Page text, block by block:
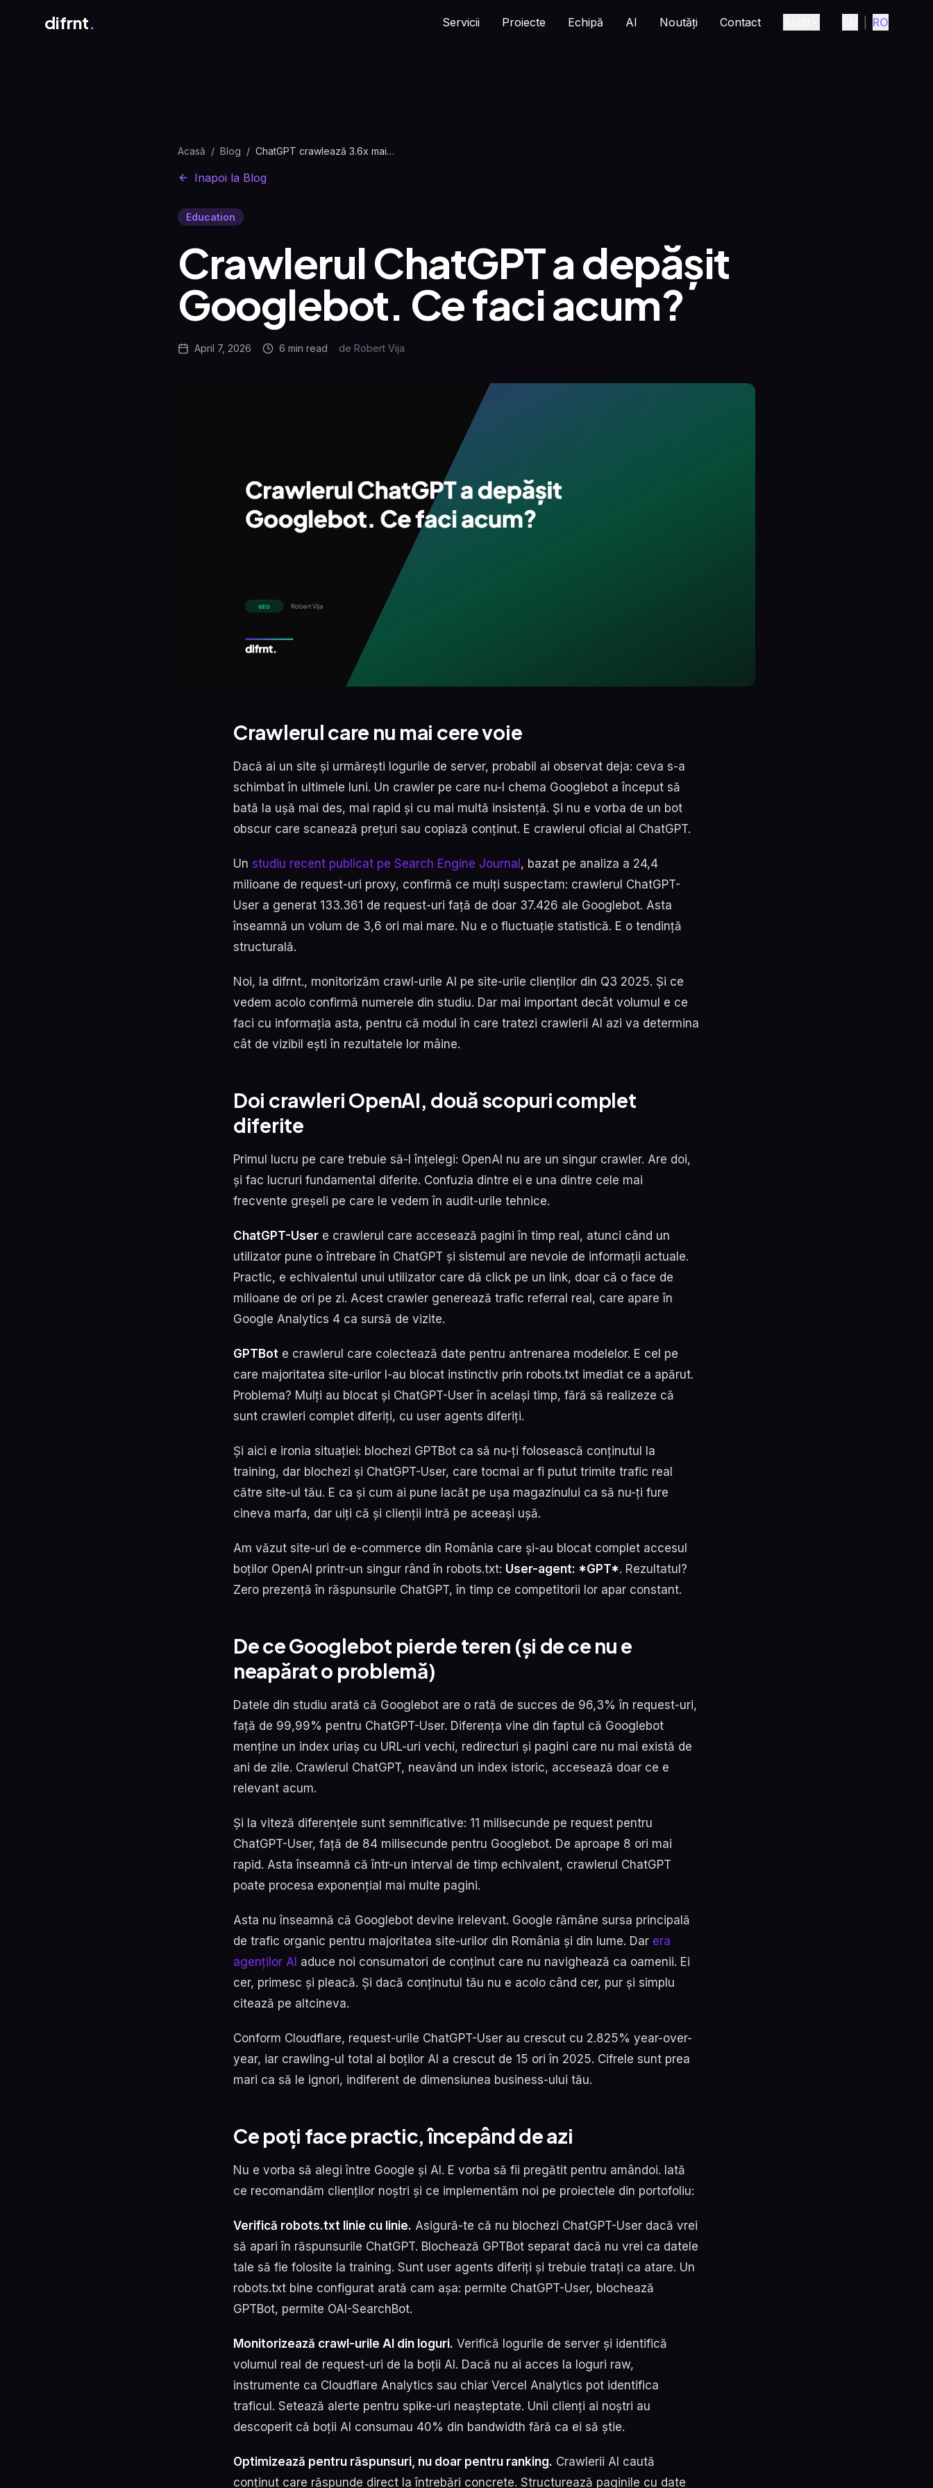
difrnt. Servicii Proiecte Echipă AI Noutăți Contact RO
Acasă / Blog / ChatGPT crawlează 3.6x mai mult ca Googlebot
Inapoi la Blog
Education
Crawlerul ChatGPT a depășit
Googlebot. Ce faci acum?
April 7, 2026 6 min read de Robert Vija
Crawlerul care nu mai cere voie
Dacă ai un site și urmărești logurile de server, probabil ai observat deja: ceva s-a
schimbat în ultimele luni. Un crawler pe care nu-l chema Googlebot a început să
bată la ușă mai des, mai rapid și cu mai multă insistență. Și nu e vorba de un bot
obscur care scanează prețuri sau copiază conținut. E crawlerul oficial al ChatGPT.
Un studiu recent publicat pe Search Engine Journal, bazat pe analiza a 24,4
milioane de request-uri proxy, confirmă ce mulți suspectam: crawlerul ChatGPT-
User a generat 133.361 de request-uri față de doar 37.426 ale Googlebot. Asta
înseamnă un volum de 3,6 ori mai mare. Nu e o fluctuație statistică. E o tendință
structurală.
Noi, la difrnt., monitorizăm crawl-urile AI pe site-urile clienților din Q3 2025. Și ce
vedem acolo confirmă numerele din studiu. Dar mai important decât volumul e ce
faci cu informația asta, pentru că modul în care tratezi crawlerii AI azi va determina
cât de vizibil ești în rezultatele lor mâine.
Doi crawleri OpenAI, două scopuri complet
diferite
Primul lucru pe care trebuie să-l înțelegi: OpenAI nu are un singur crawler. Are doi,
și fac lucruri fundamental diferite. Confuzia dintre ei e una dintre cele mai
frecvente greșeli pe care le vedem în audit-urile tehnice.
ChatGPT-User e crawlerul care accesează pagini în timp real, atunci când un
utilizator pune o întrebare în ChatGPT și sistemul are nevoie de informații actuale.
Practic, e echivalentul unui utilizator care dă click pe un link, doar că o face de
milioane de ori pe zi. Acest crawler generează trafic referral real, care apare în
Google Analytics 4 ca sursă de vizite.
GPTBot e crawlerul care colectează date pentru antrenarea modelelor. E cel pe
care majoritatea site-urilor l-au blocat instinctiv prin robots.txt imediat ce a apărut.
Problema? Mulți au blocat și ChatGPT-User în același timp, fără să realizeze că
sunt crawleri complet diferiți, cu user agents diferiți.
Și aici e ironia situației: blochezi GPTBot ca să nu-ți folosească conținutul la
training, dar blochezi și ChatGPT-User, care tocmai ar fi putut trimite trafic real
către site-ul tău. E ca și cum ai pune lacăt pe ușa magazinului ca să nu-ți fure
cineva marfa, dar uiți că și clienții intră pe aceeași ușă.
Am văzut site-uri de e-commerce din România care și-au blocat complet accesul
boților OpenAI printr-un singur rând în robots.txt: User-agent: *GPT*. Rezultatul?
Zero prezență în răspunsurile ChatGPT, în timp ce competitorii lor apar constant.
De ce Googlebot pierde teren (și de ce nu e
neapărat o problemă)
Datele din studiu arată că Googlebot are o rată de succes de 96,3% în request-uri,
față de 99,99% pentru ChatGPT-User. Diferența vine din faptul că Googlebot
menține un index uriaș cu URL-uri vechi, redirecturi și pagini care nu mai există de
ani de zile. Crawlerul ChatGPT, neavând un index istoric, accesează doar ce e
relevant acum.
Și la viteză diferențele sunt semnificative: 11 milisecunde pe request pentru
ChatGPT-User, față de 84 milisecunde pentru Googlebot. De aproape 8 ori mai
rapid. Asta înseamnă că într-un interval de timp echivalent, crawlerul ChatGPT
poate procesa exponențial mai multe pagini.
Asta nu înseamnă că Googlebot devine irelevant. Google rămâne sursa principală
de trafic organic pentru majoritatea site-urilor din România și din lume. Dar era
agenților AI aduce noi consumatori de conținut care nu navighează ca oamenii. Ei
cer, primesc și pleacă. Și dacă conținutul tău nu e acolo când cer, pur și simplu
citează pe altcineva.
Conform Cloudflare, request-urile ChatGPT-User au crescut cu 2.825% year-over-
year, iar crawling-ul total al boților AI a crescut de 15 ori în 2025. Cifrele sunt prea
mari ca să le ignori, indiferent de dimensiunea business-ului tău.
Ce poți face practic, începând de azi
Nu e vorba să alegi între Google și AI. E vorba să fii pregătit pentru amândoi. Iată
ce recomandăm clienților noștri și ce implementăm noi pe proiectele din portofoliu:
Verifică robots.txt linie cu linie. Asigură-te că nu blochezi ChatGPT-User dacă vrei
să apari în răspunsurile ChatGPT. Blochează GPTBot separat dacă nu vrei ca datele
tale să fie folosite la training. Sunt user agents diferiți și trebuie tratați ca atare. Un
robots.txt bine configurat arată cam așa: permite ChatGPT-User, blochează
GPTBot, permite OAI-SearchBot.
Monitorizează crawl-urile AI din loguri. Verifică logurile de server și identifică
volumul real de request-uri de la boții AI. Dacă nu ai acces la loguri raw,
instrumente ca Cloudflare Analytics sau chiar Vercel Analytics pot identifica
traficul. Setează alerte pentru spike-uri neașteptate. Unii clienți ai noștri au
descoperit că boții AI consumau 40% din bandwidth fără ca ei să știe.
Optimizează pentru răspunsuri, nu doar pentru ranking. Crawlerii AI caută
conținut care răspunde direct la întrebări concrete. Structurează paginile cu date